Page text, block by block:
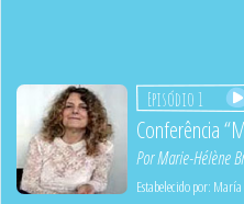
Episódio 1
Conferência
PorMarie-Hélène
Estabelecido por: